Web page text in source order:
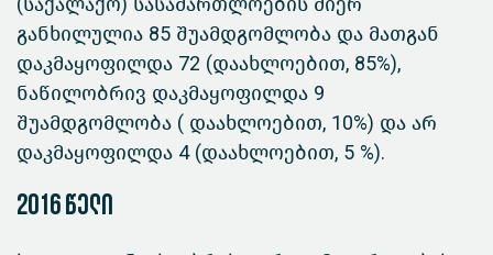
განხილულია 85 შუამდგომლობა და მათგან
დაკმაყოფილდა 72 (დაახლოებით, 85%),
ნაწილობრივ დაკმაყოფილდა 9
შუამდგომლობა ( დაახლოებით, 10%) და არ
დაკმაყოფილდა 4 (დაახლოებით, 5 %).
2016 წელი